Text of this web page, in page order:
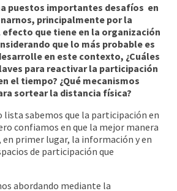
puestos importantes desafíos en
principalmente por la
que tiene en la organización
que lo más probable es
en este contexto, ¿Cuáles
para reactivar la participación
el tiempo? ¿Qué mecanismos
sortear la distancia física?
lista sabemos que la participación en
confiamos en que la mejor manera
primer lugar, la información y en
de participación que
abordando mediante la